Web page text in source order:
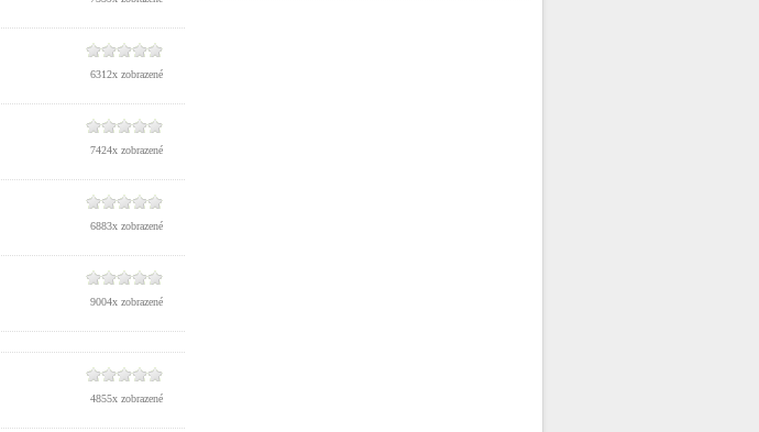
6312x zobrazené
7424x zobrazené
6883x zobrazené
9004x zobrazené
4855x zobrazené